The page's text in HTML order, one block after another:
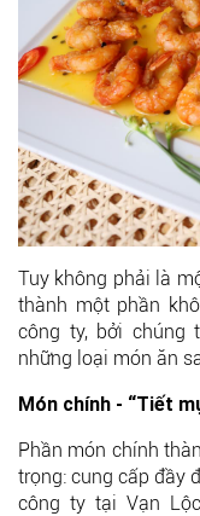
Tuy không phải là
thành một phần
công ty, bởi chúng
những loại món ăn
Món chính - “Tiết
Phần món chính
trọng: cung cấp đầy
công ty tại Vạn